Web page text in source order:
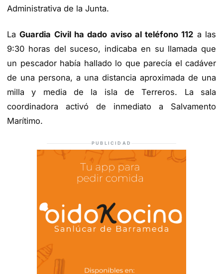
Administrativa de la Junta.
LaGuardia Civil ha dado aviso al teléfono 112 a las
9:30 horas del suceso, indicaba en su llamada que
un pescador había hallado lo que parecía el cadáver
de una persona, a una distancia aproximada de una
milla y media de la isla de Terreros. La sala
coordinadora activó de inmediato a Salvamento
Marítimo.
PUBLICIDAD